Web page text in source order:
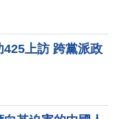
上訪 跨黨派政